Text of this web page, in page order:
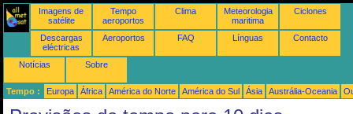
Imagens de
satélite
Tempo
aeroportos
Clima
Meteorologia
maritima
Ciclones
Descargas
eléctricas
Aeroportos FAQ Línguas Contacto
Notícias Sobre
Tempo : Europa África América do Norte América do Sul Ásia Austrália-Oceania